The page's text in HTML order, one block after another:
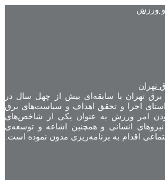
و ورزش
تهران با سابقه‌ای بیش از چهل سال در
اجرا و تحقق اهداف و سیاست‌های برق
امر ورزش به عنوان یکی از شاخص‌های
انسانی و همچنین اشاعه و توسعه‌ی
اقدام به برنامه‌ریزی مدون نموده است.